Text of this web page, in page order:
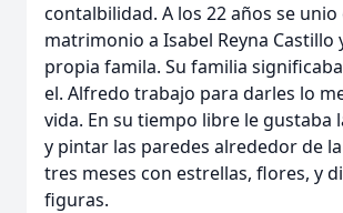
contalbilidad. A los 22 años se unio
matrimonio a Isabel Reyna Castillo
propia famila. Su familia
el. Alfredo trabajo para darles lo
vida. En su tiempo libre le gustaba
y pintar las paredes alrededor de
tres meses con estrellas, flores, y
figuras.